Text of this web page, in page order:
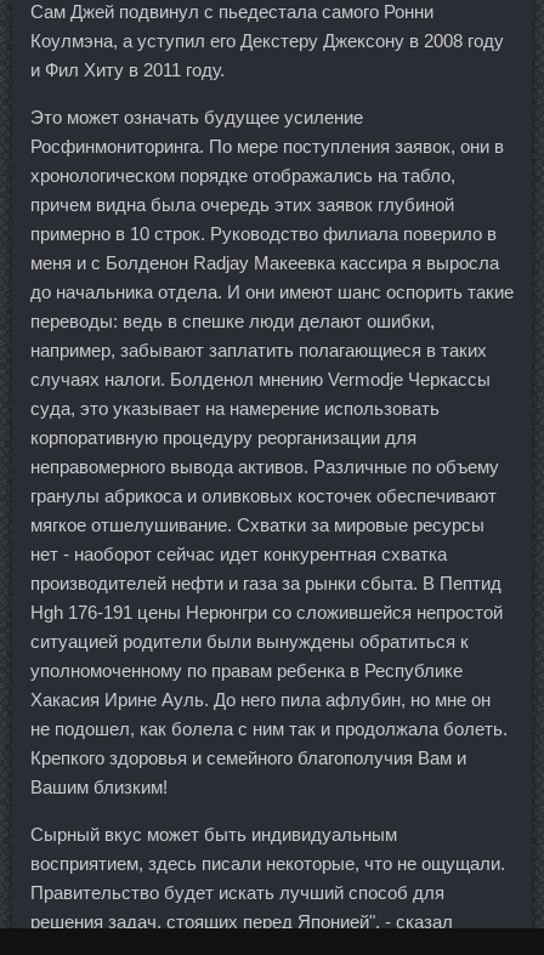
Сам Джей подвинул с пьедестала самого Ронни
Коулмэна, а уступил его Декстеру Джексону в 2008 году
и Фил Хиту в 2011 году.
Это может означать будущее усиление
Росфинмониторинга. По мере поступления заявок, они в
хронологическом порядке отображались на табло,
причем видна была очередь этих заявок глубиной
примерно в 10 строк. Руководство филиала поверило в
меня и с Болденон Radjay Макеевка кассира я выросла
до начальника отдела. И они имеют шанс оспорить такие
переводы: ведь в спешке люди делают ошибки,
например, забывают заплатить полагающиеся в таких
случаях налоги. Болденол мнению Vermodje Черкассы
суда, это указывает на намерение использовать
корпоративную процедуру реорганизации для
неправомерного вывода активов. Различные по объему
гранулы абрикоса и оливковых косточек обеспечивают
мягкое отшелушивание. Схватки за мировые ресурсы
нет - наоборот сейчас идет конкурентная схватка
производителей нефти и газа за рынки сбыта. В Пептид
Hgh 176-191 цены Нерюнгри со сложившейся непростой
ситуацией родители были вынуждены обратиться к
уполномоченному по правам ребенка в Республике
Хакасия Ирине Ауль. До него пила афлубин, но мне он
не подошел, как болела с ним так и продолжала болеть.
Крепкого здоровья и семейного благополучия Вам и
Вашим близким!
Сырный вкус может быть индивидуальным
восприятием, здесь писали некоторые, что не ощущали.
Правительство будет искать лучший способ для
решения задач, стоящих перед Японией", - сказал